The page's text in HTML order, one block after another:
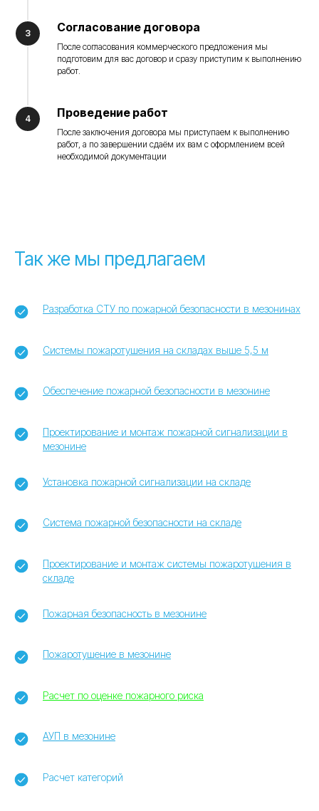
Согласование договора
После согласования коммерческого предложения мы
подготовим для вас договор и сразу приступим к выполнению
работ.
Проведение работ
После заключения договора мы приступаем к выполнению
работ, а по завершении сдаём их вам с оформлением всей
необходимой документации
Так же мы предлагаем
Разработка СТУ по пожарной безопасности в мезонинах
Системы пожаротушения на складах выше 5,5 м
Обеспечение пожарной безопасности в мезонине
Проектирование и монтаж пожарной сигнализации в
мезонине
Установка пожарной сигнализации на складе
Система пожарной безопасности на складе
Проектирование и монтаж системы пожаротушения в
складе
Пожарная безопасность в мезонине
Пожаротушение в мезонине
Расчет по оценке пожарного риска
АУП в мезонине
Расчет категорий